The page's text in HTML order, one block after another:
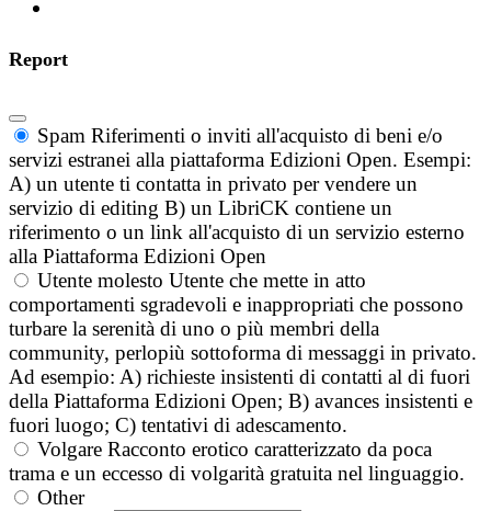
Report
Spam Riferimenti o inviti all'acquisto di beni e/o
servizi estranei alla piattaforma Edizioni Open. Esempi:
A) un utente ti contatta in privato per vendere un
servizio di editing B) un LibriCK contiene un
riferimento o un link all'acquisto di un servizio esterno
alla Piattaforma Edizioni Open
Utente molesto Utente che mette in atto
comportamenti sgradevoli e inappropriati che possono
turbare la serenità di uno o più membri della
community, perlopiù sottoforma di messaggi in privato.
Ad esempio: A) richieste insistenti di contatti al di fuori
della Piattaforma Edizioni Open; B) avances insistenti e
fuori luogo; C) tentativi di adescamento.
Volgare Racconto erotico caratterizzato da poca
trama e un eccesso di volgarità gratuita nel linguaggio.
Other